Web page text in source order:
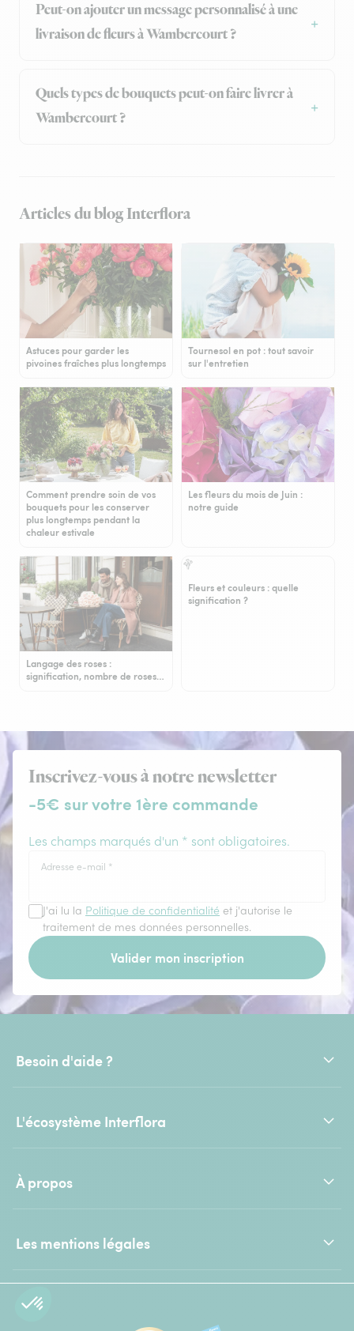
Peut-on ajouter un message personnalisé à une
livraison de fleurs à Wambercourt ?
Quels types de bouquets peut-on faire livrer à
Wambercourt ?
Articles du blog Interflora
Astuces pour garder les
pivoines fraîches plus longtemps
Tournesol en pot : tout savoir
sur l'entretien
Comment prendre soin de vos
bouquets pour les conserver
plus longtemps pendant la
chaleur estivale
Les fleurs du mois de Juin :
notre guide
Langage des roses :
signification, nombre de roses…
Fleurs et couleurs : quelle
signification ?
Inscrivez-vous à notre newsletter
-5€ sur votre 1ère commande
Les champs marqués d'un * sont obligatoires.
Adresse e-mail *
J'ai lu la Politique de confidentialité et j'autorise le
traitement de mes données personnelles.
Valider mon inscription
Besoin d'aide ?
L'écosystème Interflora
À propos
Les mentions légales